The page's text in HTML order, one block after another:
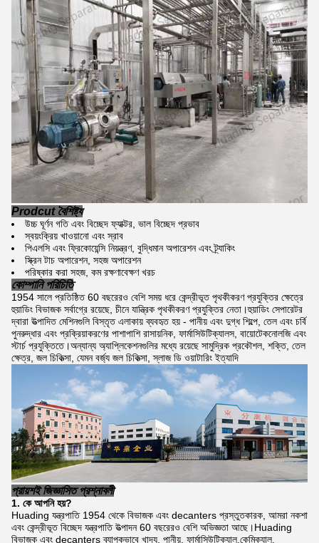
Prodcut বৈশিষ্ট্য
উচ্চ ঘূর্ণন গতি এবং বিচ্ছেদ ফ্যাক্টর, ভাল বিচ্ছেদ প্রভাব
স্বয়ংক্রিয় খাওয়ানো এবং স্রাব
পিএলসি এবং ফ্রিকোয়েন্সি নিয়ন্ত্রণ, বুদ্ধিমান অপারেশন এবং ট্র্যাকিং
স্ক্রিন টাচ অপারেশন, সহজ অপারেশন
পরিষ্কার করা সহজ, কম রক্ষণাবেক্ষণ খরচ
কোম্পানি পরিচিতি
1954 সালে প্রতিষ্ঠিত 60 বছরেরও বেশি সময় ধরে কেন্দ্রীভূত পৃথকীকরণ প্রযুক্তির ক্ষেত্রে
হুয়াডিং বিভাজক সর্বাগ্রে রয়েছে, চীনে যান্ত্রিক পৃথকীকরণ প্রযুক্তির নেতা।হুয়াডিং সেপারেটর
দ্বারা উত্পাদিত মেশিনগুলি বিস্তৃত এলাকায় ব্যবহৃত হয় - পানীয় এবং দুগ্ধ শিল্পে, তেল এবং চর্বি
পুনরুদ্ধার এবং প্রক্রিয়াকরণের পাশাপাশি রাসায়নিক, ফার্মাসিউটিক্যালস, বায়োটেকনোলজি এবং
স্টার্চ প্রযুক্তিতে।অন্যান্য অ্যাপ্লিকেশনগুলির মধ্যে রয়েছে সামুদ্রিক প্রকৌশল, শক্তি, তেল
ক্ষেত্র, জল চিকিত্সা, যেমন বর্জ্য জল চিকিত্সা, স্লাজ ডি ওয়াটারিং ইত্যাদি
প্রায়শই জিজ্ঞাসিত প্রশ্নাবলী
1. কেআপনিহয়?
Huading যন্ত্রপাতি 1954 থেকে বিভাজক এবং decanters প্রস্তুতকারক, আমরা নকশা
এবং কেন্দ্রীভূত বিচ্ছেদ যন্ত্রপাতি উত্পাদন 60 বছরেরও বেশি অভিজ্ঞতা আছে।Huading
বিভাজক এবং decanters ব্যাপকভাবে খাদ্য, পানীয়, ফার্মাসিউটিক্যাল.কেমিক্যাল,